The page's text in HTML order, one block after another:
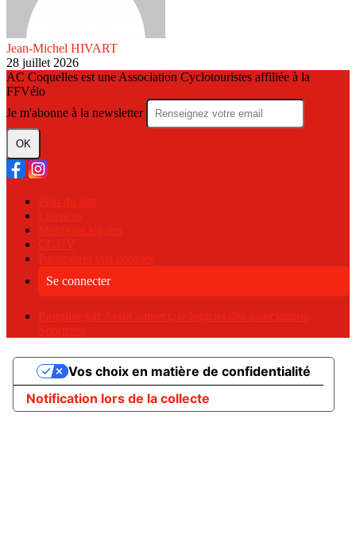
Jean-Michel HIVART
28 juillet 2026
AC Coquelles est une Association Cyclotouristes affiliée à la
FFVélo
Je m'abonne à la newsletter
OK
Plan du site
Licences
Mentions légales
CGUV
Paramétrer vos cookies
Se connecter
Propulsé par AssoConnect, le logiciel des associations
Sportives
Notification lors de la collecte
Vos choix en matière de confidentialité